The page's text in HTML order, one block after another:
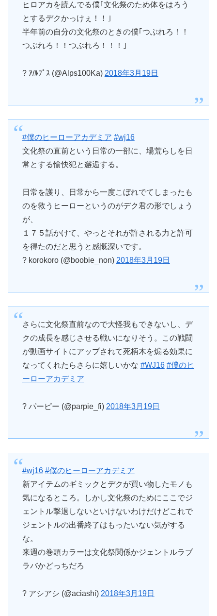
ヒロアカを読んでる僕｢文化祭のため体をはろう
とするデクかっけぇ！！｣
半年前の自分の文化祭のときの僕｢つぶれろ！！
つぶれろ！！つぶれろ！！！｣
? ｱ/ﾙﾌﾟｽ (@Alps100Ka) 2018年3月19日
#僕のヒーローアカデミア #wj16
文化祭の直前という日常の一部に、場荒らしを日
常とする愉快犯と邂逅する。
日常を護り、日常から一度こぼれでてしまったも
のを救うヒーローというのがデク君の形でしょう
が、
１７５話かけて、やっとそれが許される力と許可
を得たのだと思うと感慨深いです。
? korokoro (@boobie_non) 2018年3月19日
さらに文化祭直前なので大怪我もできないし、デ
クの成長を感じさせる戦いになりそう。この戦闘
が動画サイトにアップされて死柄木を煽る効果に
なってくれたらさらに嬉しいかな #WJ16 #僕のヒ
ーローアカデミア
? パーピー (@parpie_fi) 2018年3月19日
#wj16 #僕のヒーローアカデミア
新アイテムのギミックとデクが買い物したモノも
気になるところ。しかし文化祭のためにここでジ
ェントル撃退しないといけないわけだけどこれで
ジェントルの出番終了はもったいない気がする
な。
来週の巻頭カラーは文化祭関係かジェントルラブ
ラバかどっちだろ
? アシアシ (@aciashi) 2018年3月19日